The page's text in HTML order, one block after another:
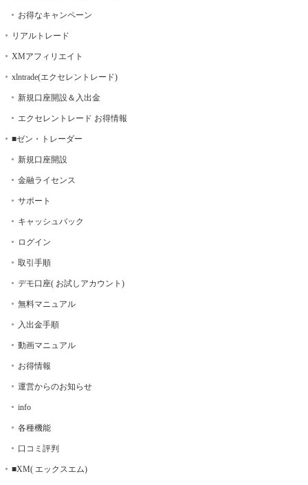
お得なキャンペーン
リアルトレード
XMアフィリエイト
xlntrade(エクセレントレード)
新規口座開設＆入出金
エクセレントレード お得情報
■ゼン・トレーダー
新規口座開設
金融ライセンス
サポート
キャッシュバック
ログイン
取引手順
デモ口座( お試しアカウント)
無料マニュアル
入出金手順
動画マニュアル
お得情報
運営からのお知らせ
info
各種機能
口コミ評判
■XM( エックスエム)